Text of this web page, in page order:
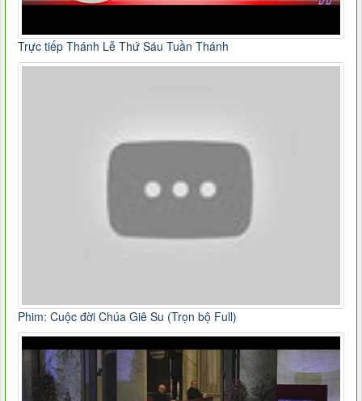
Trực tiếp Thánh Lễ Thứ Sáu Tuần Thánh
Phim: Cuộc đời Chúa Giê Su (Trọn bộ Full)